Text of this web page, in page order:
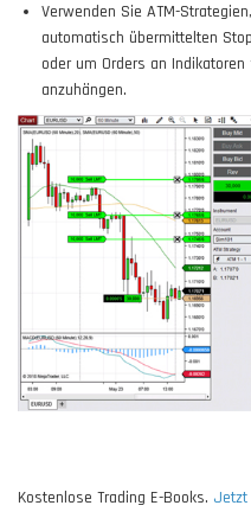
Verwenden Sie ATM-
automatisch übermittelten
oder um Orders an
anzuhängen.
Kostenlose Trading E-Books. Jetzt